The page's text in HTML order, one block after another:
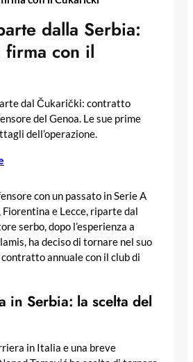
dalla Serbia:
firma con il
dal Čukarički: contratto
del Genoa. Le sue prime
dell’operazione.
con un passato in Serie A
e Lecce, riparte dal
serbo, dopo l’esperienza a
ha deciso di tornare nel suo
annuale con il club di
in Serbia: la scelta del
in Italia e una breve